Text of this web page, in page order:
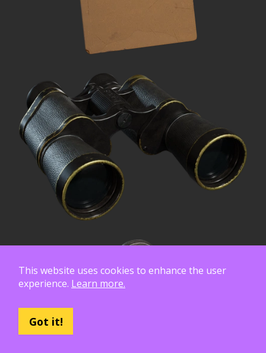
This website uses cookies to enhance the user
experience. Learn more.
Got it!